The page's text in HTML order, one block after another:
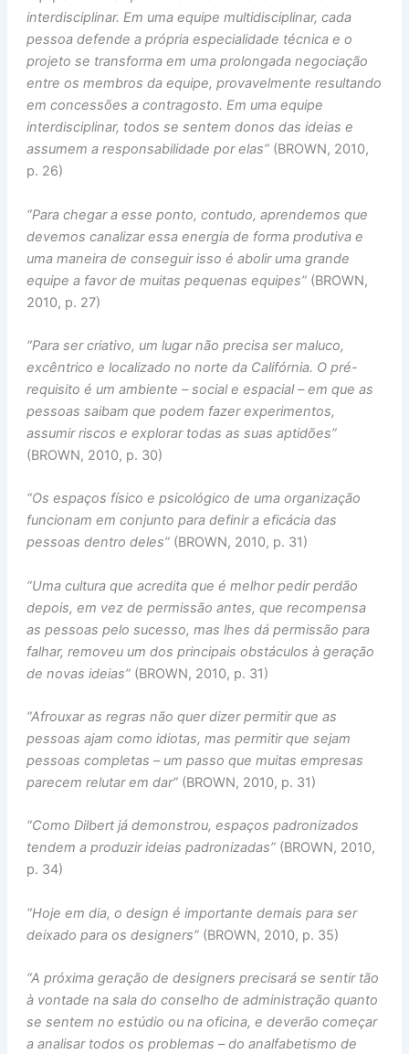
interdisciplinar. Em uma equipe multidisciplinar, cada
pessoa defende a própria especialidade técnica e o
projeto se transforma em uma prolongada negociação
entre os membros da equipe, provavelmente resultando
em concessões a contragosto. Em uma equipe
interdisciplinar, todos se sentem donos das ideias e
assumem a responsabilidade por elas” (BROWN, 2010,
p. 26)
“Para chegar a esse ponto, contudo, aprendemos que
devemos canalizar essa energia de forma produtiva e
uma maneira de conseguir isso é abolir uma grande
equipe a favor de muitas pequenas equipes” (BROWN,
2010, p. 27)
“Para ser criativo, um lugar não precisa ser maluco,
excêntrico e localizado no norte da Califórnia. O pré-
requisito é um ambiente – social e espacial – em que as
pessoas saibam que podem fazer experimentos,
assumir riscos e explorar todas as suas aptidões”
(BROWN, 2010, p. 30)
“Os espaços físico e psicológico de uma organização
funcionam em conjunto para definir a eficácia das
pessoas dentro deles” (BROWN, 2010, p. 31)
“Uma cultura que acredita que é melhor pedir perdão
depois, em vez de permissão antes, que recompensa
as pessoas pelo sucesso, mas lhes dá permissão para
falhar, removeu um dos principais obstáculos à geração
de novas ideias” (BROWN, 2010, p. 31)
“Afrouxar as regras não quer dizer permitir que as
pessoas ajam como idiotas, mas permitir que sejam
pessoas completas – um passo que muitas empresas
parecem relutar em dar” (BROWN, 2010, p. 31)
“Como Dilbert já demonstrou, espaços padronizados
tendem a produzir ideias padronizadas” (BROWN, 2010,
p. 34)
“Hoje em dia, o design é importante demais para ser
deixado para os designers” (BROWN, 2010, p. 35)
“A próxima geração de designers precisará se sentir tão
à vontade na sala do conselho de administração quanto
se sentem no estúdio ou na oficina, e deverão começar
a analisar todos os problemas – do analfabetismo de